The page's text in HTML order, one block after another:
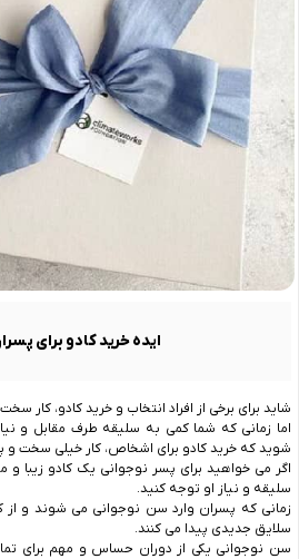
ایده خرید کادو برای
شاید برای برخی از افراد انتخاب و خرید کادو، کار
اما زمانی که شما کمی به سلیقه طرف مقابل و
شوید که خرید کادو برای اشخاص، کار خیلی سخت
اگر می خواهید برای پسر نوجوانی یک کادو زیبا و
سلیقه و نیاز او توجه کنید.
زمانی که پسران وارد سن نوجوانی می شوند و از
سلایق جدیدی پیدا می کنند.
سن نوجوانی یکی از دوران حساس و مهم برای